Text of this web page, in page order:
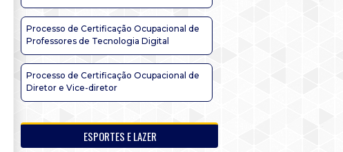
Processo de Certificação Ocupacional de
Professores de Tecnologia Digital
Processo de Certificação Ocupacional de
Diretor e Vice-diretor
ESPORTES E LAZER